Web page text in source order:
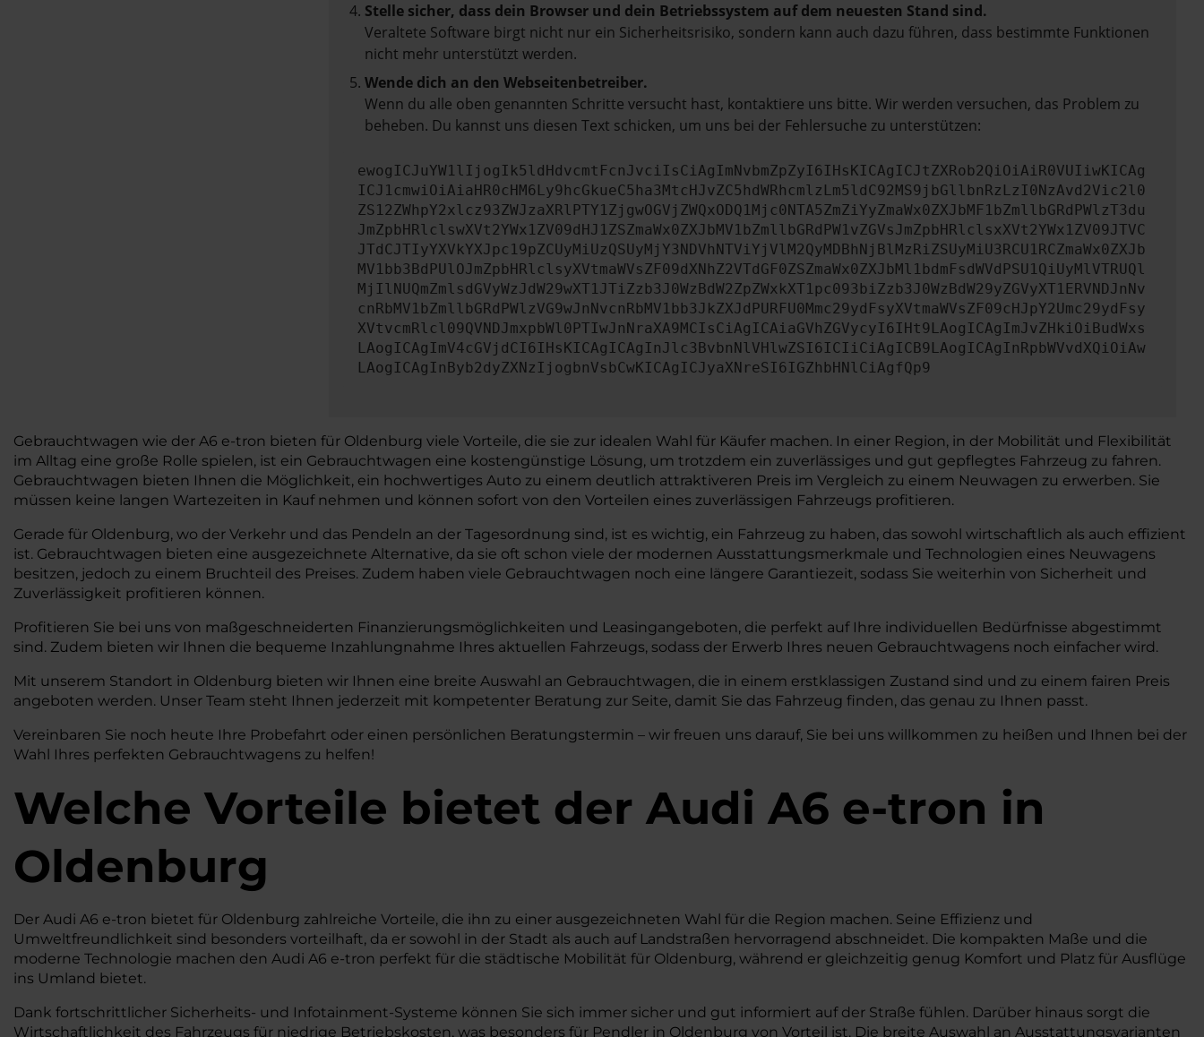
Stelle sicher, dass dein Browser und dein Betriebssystem auf dem neuesten Stand sind.
Veraltete Software birgt nicht nur ein Sicherheitsrisiko, sondern kann auch dazu führen, dass bestimmte Funktionen
nicht mehr unterstützt werden.
Wende dich an den Webseitenbetreiber.
Wenn du alle oben genannten Schritte versucht hast, kontaktiere uns bitte. Wir werden versuchen, das Problem zu
beheben. Du kannst uns diesen Text schicken, um uns bei der Fehlersuche zu unterstützen:
ewogICJuYW1lIjogIk5ldHdvcmtFcnJvciIsCiAgImNvbmZpZyI6IHsKICAgICJtZXRob2QiOiAiR0VUIiwKICAg
ICJ1cmwiOiAiaHR0cHM6Ly9hcGkueC5ha3MtcHJvZC5hdWRhcmlzLm5ldC92MS9jbGllbnRzLzI0NzAvd2Vic2l0
ZS12ZWhpY2xlcz93ZWJzaXRlPTY1ZjgwOGVjZWQxODQ1Mjc0NTA5ZmZiYyZmaWx0ZXJbMF1bZmllbGRdPWlzT3du
JmZpbHRlclswXVt2YWx1ZV09dHJ1ZSZmaWx0ZXJbMV1bZmllbGRdPW1vZGVsJmZpbHRlclsxXVt2YWx1ZV09JTVC
JTdCJTIyYXVkYXJpc19pZCUyMiUzQSUyMjY3NDVhNTViYjVlM2QyMDBhNjBlMzRiZSUyMiU3RCU1RCZmaWx0ZXJb
MV1bb3BdPUlOJmZpbHRlclsyXVtmaWVsZF09dXNhZ2VTdGF0ZSZmaWx0ZXJbMl1bdmFsdWVdPSU1QiUyMlVTRUQl
MjIlNUQmZmlsdGVyWzJdW29wXT1JTiZzb3J0WzBdW2ZpZWxkXT1pc093biZzb3J0WzBdW29yZGVyXT1ERVNDJnNv
cnRbMV1bZmllbGRdPWlzVG9wJnNvcnRbMV1bb3JkZXJdPURFU0Mmc29ydFsyXVtmaWVsZF09cHJpY2Umc29ydFsy
XVtvcmRlcl09QVNDJmxpbWl0PTIwJnNraXA9MCIsCiAgICAiaGVhZGVycyI6IHt9LAogICAgImJvZHkiOiBudWxs
LAogICAgImV4cGVjdCI6IHsKICAgICAgInJlc3BvbnNlVHlwZSI6ICIiCiAgICB9LAogICAgInRpbWVvdXQiOiAw
LAogICAgInByb2dyZXNzIjogbnVsbCwKICAgICJyaXNreSI6IGZhbHNlCiAgfQp9
Gebrauchtwagen wie der A6 e-tron bieten für Oldenburg viele Vorteile, die sie zur idealen Wahl für Käufer machen. In einer Region, in der Mobilität und Flexibilität
im Alltag eine große Rolle spielen, ist ein Gebrauchtwagen eine kostengünstige Lösung, um trotzdem ein zuverlässiges und gut gepflegtes Fahrzeug zu fahren.
Gebrauchtwagen bieten Ihnen die Möglichkeit, ein hochwertiges Auto zu einem deutlich attraktiveren Preis im Vergleich zu einem Neuwagen zu erwerben. Sie
müssen keine langen Wartezeiten in Kauf nehmen und können sofort von den Vorteilen eines zuverlässigen Fahrzeugs profitieren.
Gerade für Oldenburg, wo der Verkehr und das Pendeln an der Tagesordnung sind, ist es wichtig, ein Fahrzeug zu haben, das sowohl wirtschaftlich als auch effizient
ist. Gebrauchtwagen bieten eine ausgezeichnete Alternative, da sie oft schon viele der modernen Ausstattungsmerkmale und Technologien eines Neuwagens
besitzen, jedoch zu einem Bruchteil des Preises. Zudem haben viele Gebrauchtwagen noch eine längere Garantiezeit, sodass Sie weiterhin von Sicherheit und
Zuverlässigkeit profitieren können.
Profitieren Sie bei uns von maßgeschneiderten Finanzierungsmöglichkeiten und Leasingangeboten, die perfekt auf Ihre individuellen Bedürfnisse abgestimmt
sind. Zudem bieten wir Ihnen die bequeme Inzahlungnahme Ihres aktuellen Fahrzeugs, sodass der Erwerb Ihres neuen Gebrauchtwagens noch einfacher wird.
Mit unserem Standort in Oldenburg bieten wir Ihnen eine breite Auswahl an Gebrauchtwagen, die in einem erstklassigen Zustand sind und zu einem fairen Preis
angeboten werden. Unser Team steht Ihnen jederzeit mit kompetenter Beratung zur Seite, damit Sie das Fahrzeug finden, das genau zu Ihnen passt.
Vereinbaren Sie noch heute Ihre Probefahrt oder einen persönlichen Beratungstermin – wir freuen uns darauf, Sie bei uns willkommen zu heißen und Ihnen bei der
Wahl Ihres perfekten Gebrauchtwagens zu helfen!
Welche Vorteile bietet der Audi A6 e-tron in
Oldenburg
Der Audi A6 e-tron bietet für Oldenburg zahlreiche Vorteile, die ihn zu einer ausgezeichneten Wahl für die Region machen. Seine Effizienz und
Umweltfreundlichkeit sind besonders vorteilhaft, da er sowohl in der Stadt als auch auf Landstraßen hervorragend abschneidet. Die kompakten Maße und die
moderne Technologie machen den Audi A6 e-tron perfekt für die städtische Mobilität für Oldenburg, während er gleichzeitig genug Komfort und Platz für Ausflüge
ins Umland bietet.
Dank fortschrittlicher Sicherheits- und Infotainment-Systeme können Sie sich immer sicher und gut informiert auf der Straße fühlen. Darüber hinaus sorgt die
Wirtschaftlichkeit des Fahrzeugs für niedrige Betriebskosten, was besonders für Pendler in Oldenburg von Vorteil ist. Die breite Auswahl an Ausstattungsvarianten